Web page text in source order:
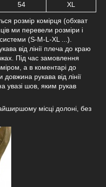
54 XL
розмір комірця (обхват
ми перевели розміри і
(S-M-L-XL ...).
від лінії плеча до краю
Під час замовлення
а в коментарі до
рукава від лінії
увазі шов, яким рукав
місці долоні, без